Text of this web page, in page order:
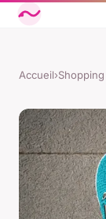
Accueil›Shopping